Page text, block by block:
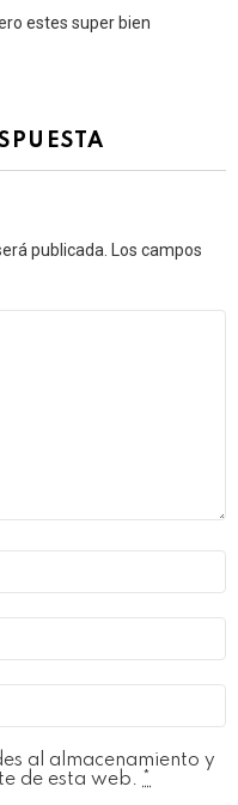
estes super bien
publicada.
Los campos
al almacenamiento y
de esta web.